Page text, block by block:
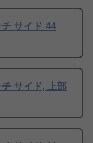
サイド 44
サイド, 上部